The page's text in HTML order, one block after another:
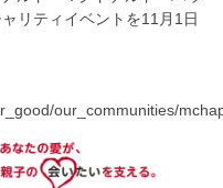
リティイベントを11月1日
our_communities/